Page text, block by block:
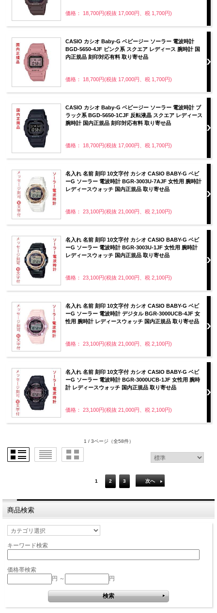
価格： 18,700円(税抜 17,000円、税 1,700円)
CASIO カシオ Baby-G ベビージー ソーラー 電波時計
BGD-5650-4JF ピンク系 スクエア レディース 腕時計 国
内正規品 刻印対応有料 取り寄せ品
価格： 18,700円(税抜 17,000円、税 1,700円)
CASIO カシオ Baby-G ベビージー ソーラー 電波時計 ブ
ラック系 BGD-5650-1CJF 反転液晶 スクエア レディース
腕時計 国内正規品 刻印対応有料 取り寄せ品
価格： 18,700円(税抜 17,000円、税 1,700円)
名入れ 名前 刻印 10文字付 カシオ CASIO BABY-G ベビ
ーG ソーラー 電波時計 BGR-3003U-7AJF 女性用 腕時計
レディースウォッチ 国内正規品 取り寄せ品
価格： 23,100円(税抜 21,000円、税 2,100円)
名入れ 名前 刻印 10文字付 カシオ CASIO BABY-G ベビ
ーG ソーラー 電波時計 BGR-3003U-1JF 女性用 腕時計
レディースウォッチ 国内正規品 取り寄せ品
価格： 23,100円(税抜 21,000円、税 2,100円)
名入れ 名前 刻印 10文字付 カシオ CASIO BABY-G ベビ
ーG ソーラー 電波時計 デジタル BGR-3000UCB-4JF 女
性用 腕時計 レディースウォッチ 国内正規品 取り寄せ品
価格： 23,100円(税抜 21,000円、税 2,100円)
名入れ 名前 刻印 10文字付 カシオ CASIO BABY-G ベビ
ーG ソーラー 電波時計 BGR-3000UCB-1JF 女性用 腕時
計 レディースウォッチ 国内正規品 取り寄せ品
価格： 23,100円(税抜 21,000円、税 2,100円)
1 / 3ページ （全58件）
1 2 3 次へ
商品検索
キーワード検索
価格帯検索
円 ～
円